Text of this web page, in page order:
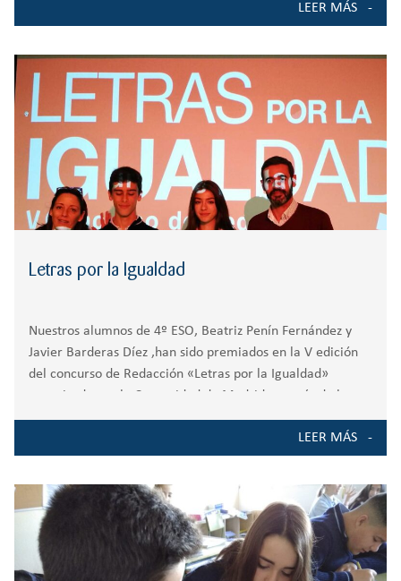
primaria participan en este programa de emprendimiento,
LEER MÁS
Letras por la Igualdad
Nuestros alumnos de 4º ESO, Beatriz Penín Fernández y
Javier Barderas Díez ,han sido premiados en la V edición
del concurso de Redacción «Letras por la Igualdad»
organizado por la Comunidad de Madrid a través de la
Dirección General de
LEER MÁS